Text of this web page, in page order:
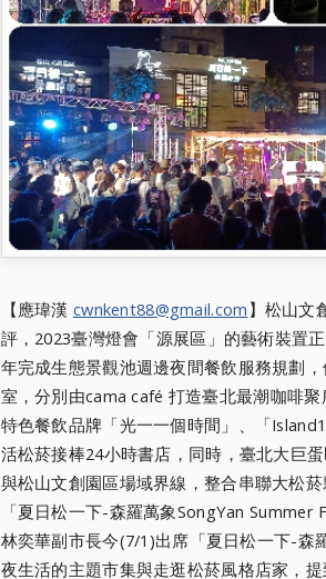
【應瑋漢 cwnkent88@gmail.com 】松山文
評， 2023臺灣燈會「源展區」的藝術裝置
年完成生態景觀池週邊夜間餐飲 服務規劃
室，分別由cama café 打造臺北最潮咖啡聚
特色餐飲品牌「光一一個時間」、「
活松菸接棒24小時書店，同時，臺北大巨
與松山文創園區場域界線，整合串聯大松
「夏日松一下-森羅萬象SongYan Summer
林奕華副市長今(7/1)出席「夏日松一下-森
夜生活的主題市集與走逛松菸風格店家，